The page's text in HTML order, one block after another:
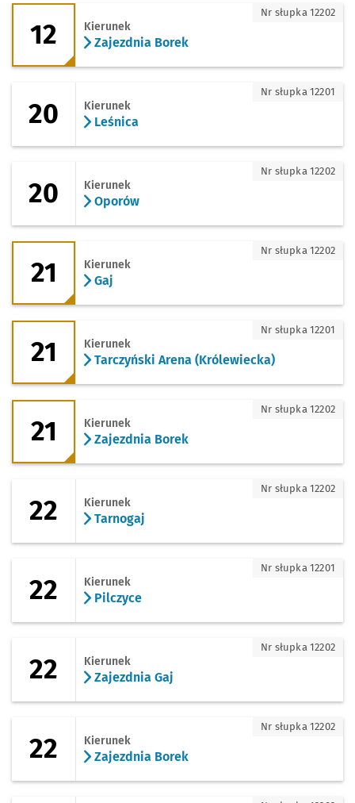
12 - kierunek Zajezdnia Borek
12 Kierunek
Zajezdnia Borek
Nr słupka 12202
20 Kierunek
Leśnica
Nr słupka 12201
20 Kierunek
Oporów
Nr słupka 12202
21 - kierunek Gaj
21 Kierunek
Gaj
Nr słupka 12202
21 - kierunek Tarczyński Arena
21 Kierunek
Tarczyński Arena (Królewiecka)
Nr słupka 12201
21 - kierunek Zajezdnia Borek
21 Kierunek
Zajezdnia Borek
Nr słupka 12202
22 Kierunek
Tarnogaj
Nr słupka 12202
22 Kierunek
Pilczyce
Nr słupka 12201
22 Kierunek
Zajezdnia Gaj
Nr słupka 12202
22 - kierunek Zajezdnia Borek
22 Kierunek
Zajezdnia Borek
Nr słupka 12202